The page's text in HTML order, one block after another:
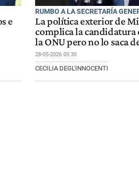
e
RUMBO A LA SECRETARÍA
La política exterior de
complica la candidatura
la ONU pero no lo saca
28-05-2026 05:30
CECILIA DEGL'INNOCENTI